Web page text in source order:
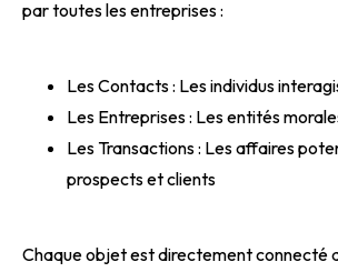
par toutes les entreprises :
Les Contacts : Les individus
Les Entreprises : Les entités
Les Transactions : Les affaires
prospects et clients
Chaque objet est directement connecté